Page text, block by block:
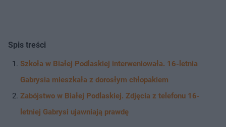
Spis treści
Szkoła w Białej Podlaskiej interweniowała. 16-letnia
Gabrysia mieszkała z dorosłym chłopakiem
Zabójstwo w Białej Podlaskiej. Zdjęcia z telefonu 16-
letniej Gabrysi ujawniają prawdę